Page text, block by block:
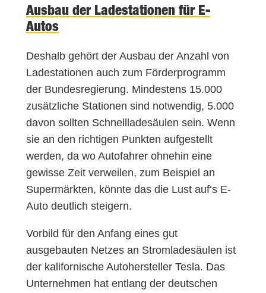
Ausbau der Ladestationen für E-
Autos
Deshalb gehört der Ausbau der Anzahl von
Ladestationen auch zum Förderprogramm
der Bundesregierung. Mindestens 15.000
zusätzliche Stationen sind notwendig, 5.000
davon sollten Schnellladesäulen sein. Wenn
sie an den richtigen Punkten aufgestellt
werden, da wo Autofahrer ohnehin eine
gewisse Zeit verweilen, zum Beispiel an
Supermärkten, könnte das die Lust auf‘s E-
Auto deutlich steigern.
Vorbild für den Anfang eines gut
ausgebauten Netzes an Stromladesäulen ist
der kalifornische Autohersteller Tesla. Das
Unternehmen hat entlang der deutschen